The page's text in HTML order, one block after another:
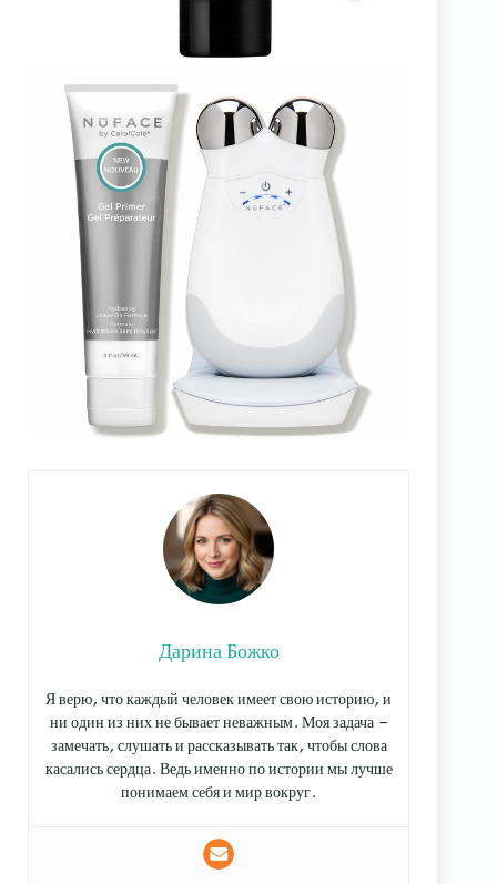
Дарина Божко
Я верю, что каждый человек имеет свою историю, и
ни один из них не бывает неважным. Моя задача —
замечать, слушать и рассказывать так, чтобы слова
касались сердца. Ведь именно по истории мы лучше
понимаем себя и мир вокруг.